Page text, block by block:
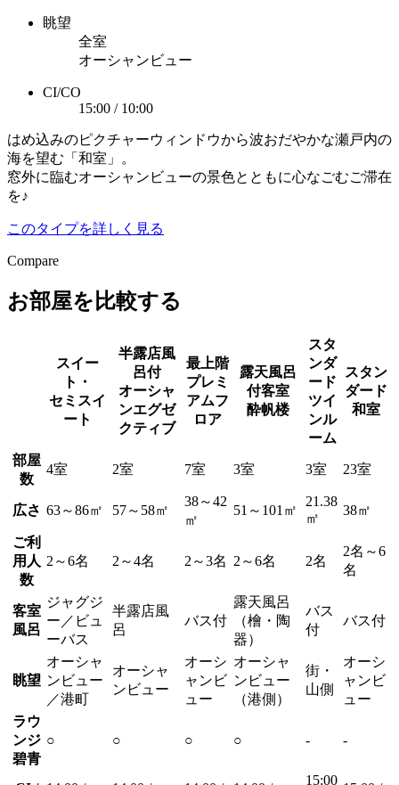
眺望
全室
オーシャンビュー
CI/CO
15:00 / 10:00
はめ込みのピクチャーウィンドウから波おだやかな瀬戸内の
海を望む「和室」。
窓外に臨むオーシャンビューの景色とともに心なごむご滞在
を♪
このタイプを詳しく見る
Compare
お部屋を比較する
スイー
ト・
セミスイ
ート
半露店風
呂付
オーシャ
ンエグゼ
クティブ
最上階
プレミ
アムフ
ロア
露天風呂
付客室
酔帆楼
スタ
ンダ
ード
ツイ
ンル
ーム
スタン
ダード
和室
部屋
数
4室 2室 7室 3室 3室 23室
広さ 63～86㎡ 57～58㎡
38～42
㎡
51～101㎡
21.38
㎡
38㎡
ご利
用人
数
2～6名 2～4名 2～3名 2～6名 2名
2名～6
名
客室
風呂
ジャグジ
ー／ビュ
ーバス
半露店風
呂
バス付
露天風呂
（檜・陶
器）
バス
付
バス付
眺望
オーシャ
ンビュー
／港町
オーシャ
ンビュー
オーシ
ャンビ
ュー
オーシャ
ンビュー
（港側）
街・
山側
オーシ
ャンビ
ュー
ラウ
ンジ
碧青
○ ○ ○ ○ - -
15:00